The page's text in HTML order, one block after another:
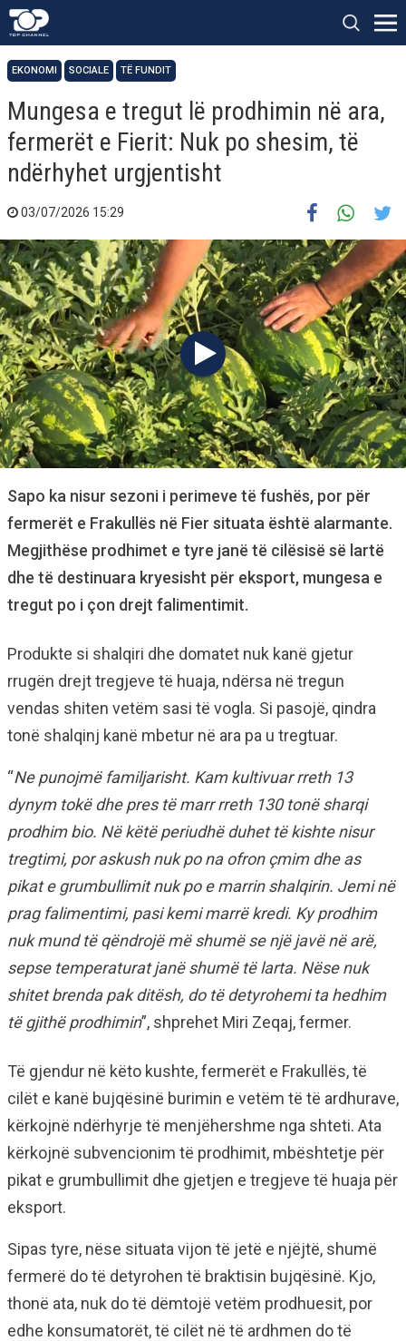
EKONOMI SOCIALE TË FUNDIT
Mungesa e tregut lë prodhimin në ara,
fermerët e Fierit: Nuk po shesim, të
ndërhyhet urgjentisht
03/07/2026 15:29
Sapo ka nisur sezoni i perimeve të fushës, por për
fermerët e Frakullës në Fier situata është alarmante.
Megjithëse prodhimet e tyre janë të cilësisë së lartë
dhe të destinuara kryesisht për eksport, mungesa e
tregut po i çon drejt falimentimit.
Produkte si shalqiri dhe domatet nuk kanë gjetur
rrugën drejt tregjeve të huaja, ndërsa në tregun
vendas shiten vetëm sasi të vogla. Si pasojë, qindra
tonë shalqinj kanë mbetur në ara pa u tregtuar.
“Ne punojmë familjarisht. Kam kultivuar rreth 13
dynym tokë dhe pres të marr rreth 130 tonë sharqi
prodhim bio. Në këtë periudhë duhet të kishte nisur
tregtimi, por askush nuk po na ofron çmim dhe as
pikat e grumbullimit nuk po e marrin shalqirin. Jemi në
prag falimentimi, pasi kemi marrë kredi. Ky prodhim
nuk mund të qëndrojë më shumë se një javë në arë,
sepse temperaturat janë shumë të larta. Nëse nuk
shitet brenda pak ditësh, do të detyrohemi ta hedhim
të gjithë prodhimin”, shprehet Miri Zeqaj, fermer.
Të gjendur në këto kushte, fermerët e Frakullës, të
cilët e kanë bujqësinë burimin e vetëm të të ardhurave,
kërkojnë ndërhyrje të menjëhershme nga shteti. Ata
kërkojnë subvencionim të prodhimit, mbështetje për
pikat e grumbullimit dhe gjetjen e tregjeve të huaja për
eksport.
Sipas tyre, nëse situata vijon të jetë e njëjtë, shumë
fermerë do të detyrohen të braktisin bujqësinë. Kjo,
thonë ata, nuk do të dëmtojë vetëm prodhuesit, por
edhe konsumatorët, të cilët në të ardhmen do të